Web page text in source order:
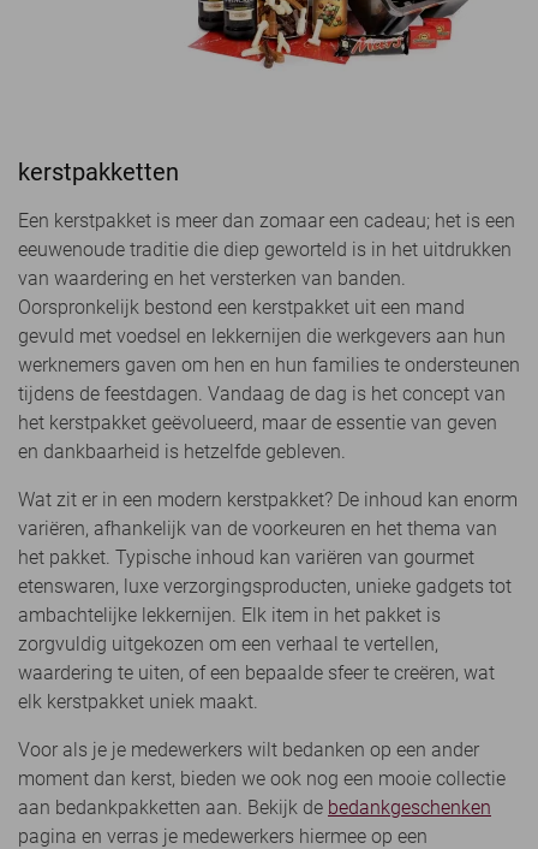
kerstpakketten
Een kerstpakket is meer dan zomaar een cadeau; het is een
eeuwenoude traditie die diep geworteld is in het uitdrukken
van waardering en het versterken van banden.
Oorspronkelijk bestond een kerstpakket uit een mand
gevuld met voedsel en lekkernijen die werkgevers aan hun
werknemers gaven om hen en hun families te ondersteunen
tijdens de feestdagen. Vandaag de dag is het concept van
het kerstpakket geëvolueerd, maar de essentie van geven
en dankbaarheid is hetzelfde gebleven.
Wat zit er in een modern kerstpakket? De inhoud kan enorm
variëren, afhankelijk van de voorkeuren en het thema van
het pakket. Typische inhoud kan variëren van gourmet
etenswaren, luxe verzorgingsproducten, unieke gadgets tot
ambachtelijke lekkernijen. Elk item in het pakket is
zorgvuldig uitgekozen om een verhaal te vertellen,
waardering te uiten, of een bepaalde sfeer te creëren, wat
elk kerstpakket uniek maakt.
Voor als je je medewerkers wilt bedanken op een ander
moment dan kerst, bieden we ook nog een mooie collectie
aan bedankpakketten aan. Bekijk de bedankgeschenken
pagina en verras je medewerkers hiermee op een